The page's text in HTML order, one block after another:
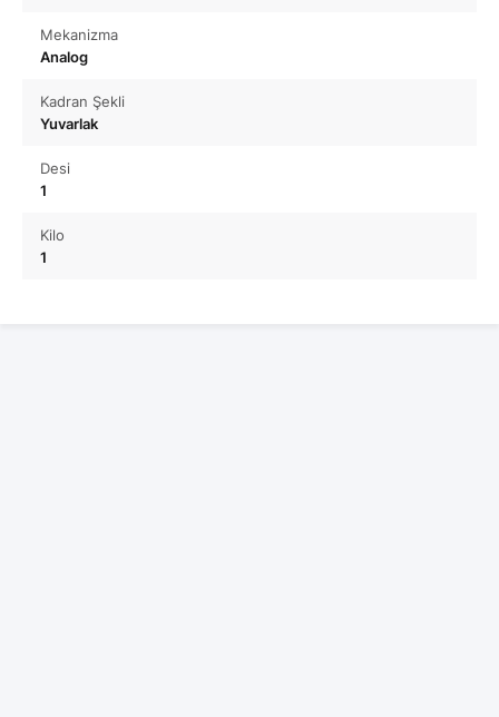
Mekanizma
Analog
Kadran Şekli
Yuvarlak
Desi
1
Kilo
1